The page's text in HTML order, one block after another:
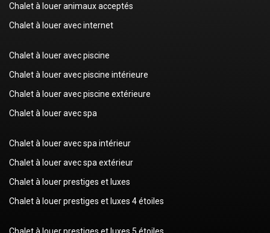
Chalet à louer animaux acceptés
Chalet à louer avec internet
Chalet à louer avec piscine
Chalet à louer avec piscine intérieure
Chalet à louer avec piscine extérieure
Chalet à louer avec spa
Chalet à louer avec spa intérieur
Chalet à louer avec spa extérieur
Chalet à louer prestiges et luxes
Chalet à louer prestiges et luxes 4 étoiles